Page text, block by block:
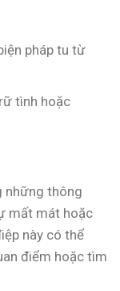
pháp tu từ
tình hoặc
những thông
mất mát hoặc
này có thể
điểm hoặc tìm